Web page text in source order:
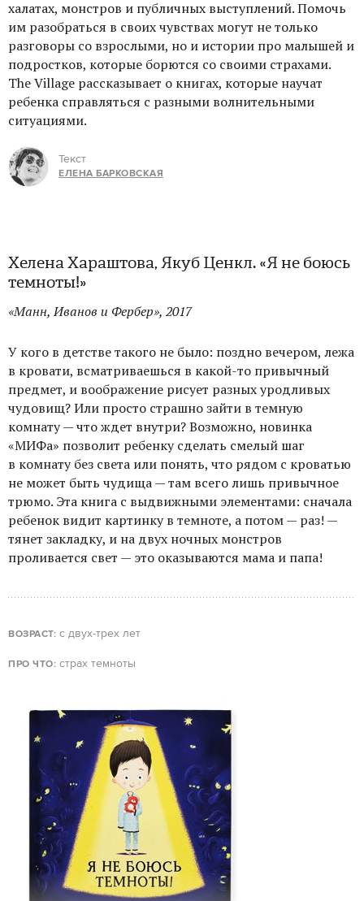
халатах, монстров и публичных выступлений. Помочь
им разобраться в своих чувствах могут не только
разговоры со взрослыми, но и истории про малышей и
подростков, которые борются со своими страхами.
The Village рассказывает о книгах, которые научат
ребенка справляться с разными волнительными
ситуациями.
Текст
ЕЛЕНА БАРКОВСКАЯ
Хелена Хараштова, Якуб Ценкл.«Я не боюсь
темноты!»
«Манн, Иванов и Фербер», 2017
У кого в детстве такого не было: поздно вечером, лежа
в кровати, всматриваешься в какой-то привычный
предмет, и воображение рисует разных уродливых
чудовищ? Или просто страшно зайти в темную
комнату — что ждет внутри? Возможно, новинка
«МИФа» позволит ребенку сделать смелый шаг
в комнату без света или понять, что рядом с кроватью
не может быть чудища — там всего лишь привычное
трюмо. Эта книга с выдвижными элементами: сначала
ребенок видит картинку в темноте, а потом — раз! —
тянет закладку, и на двух ночных монстров
проливается свет — это оказываются мама и папа!
ВОЗРАСТ: с двух-трех лет
ПРО ЧТО: страх темноты